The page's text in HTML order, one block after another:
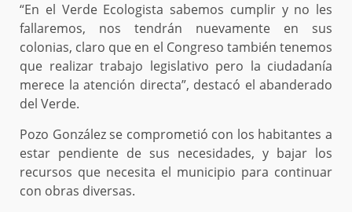
“En el Verde Ecologista sabemos cumplir y no les
fallaremos, nos tendrán nuevamente en sus
colonias, claro que en el Congreso también tenemos
que realizar trabajo legislativo pero la ciudadanía
merece la atención directa”, destacó el abanderado
del Verde.
Pozo González se comprometió con los habitantes a
estar pendiente de sus necesidades, y bajar los
recursos que necesita el municipio para continuar
con obras diversas.